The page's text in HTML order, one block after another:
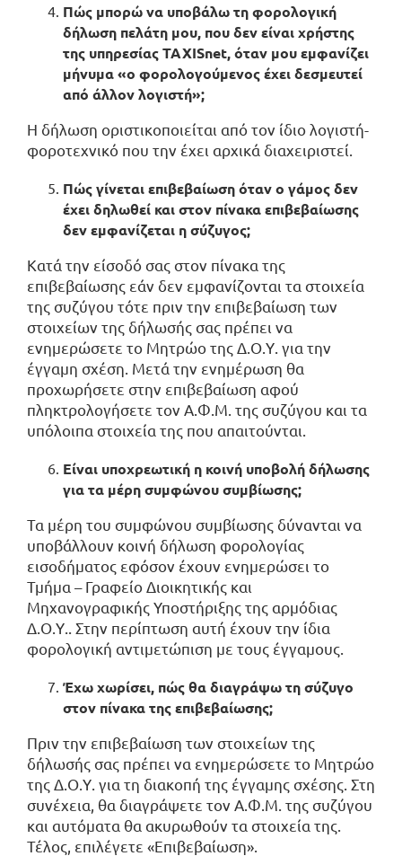
Πώς μπορώ να υποβάλω τη φορολογική
δήλωση πελάτη μου, που δεν είναι χρήστης
της υπηρεσίας TAXISnet, όταν μου εμφανίζει
μήνυμα«ο φορολογούμενος έχει δεσμευτεί
από άλλον λογιστή»;
Η δήλωση οριστικοποιείται από τον ίδιο λογιστή-
φοροτεχνικό που την έχει αρχικά διαχειριστεί.
Πώς γίνεται επιβεβαίωση όταν ο γάμος δεν
έχει δηλωθεί και στον πίνακα επιβεβαίωσης
δεν εμφανίζεται η σύζυγος;
Κατά την είσοδό σας στον πίνακα της
επιβεβαίωσης εάν δεν εμφανίζονται τα στοιχεία
της συζύγου τότε πριν την επιβεβαίωση των
στοιχείων της δήλωσής σας πρέπει να
ενημερώσετε το Μητρώο της Δ.Ο.Υ. για την
έγγαμη σχέση. Μετά την ενημέρωση θα
προχωρήσετε στην επιβεβαίωση αφού
πληκτρολογήσετε τον Α.Φ.Μ. της συζύγου και τα
υπόλοιπα στοιχεία της που απαιτούνται.
Είναι υποχρεωτική η κοινή υποβολή δήλωσης
για τα μέρη συμφώνου συμβίωσης;
Τα μέρη του συμφώνου συμβίωσης δύνανται να
υποβάλλουν κοινή δήλωση φορολογίας
εισοδήματος εφόσον έχουν ενημερώσει το
Τμήμα – Γραφείο Διοικητικής και
Μηχανογραφικής Υποστήριξης της αρμόδιας
Δ.Ο.Υ.. Στην περίπτωση αυτή έχουν την ίδια
φορολογική αντιμετώπιση με τους έγγαμους.
Έχω χωρίσει, πώς θα διαγράψω τη σύζυγο
στον πίνακα της επιβεβαίωσης;
Πριν την επιβεβαίωση των στοιχείων της
δήλωσής σας πρέπει να ενημερώσετε το Μητρώο
της Δ.Ο.Υ. για τη διακοπή της έγγαμης σχέσης. Στη
συνέχεια, θα διαγράψετε τον Α.Φ.Μ. της συζύγου
και αυτόματα θα ακυρωθούν τα στοιχεία της.
Τέλος, επιλέγετε «Επιβεβαίωση».